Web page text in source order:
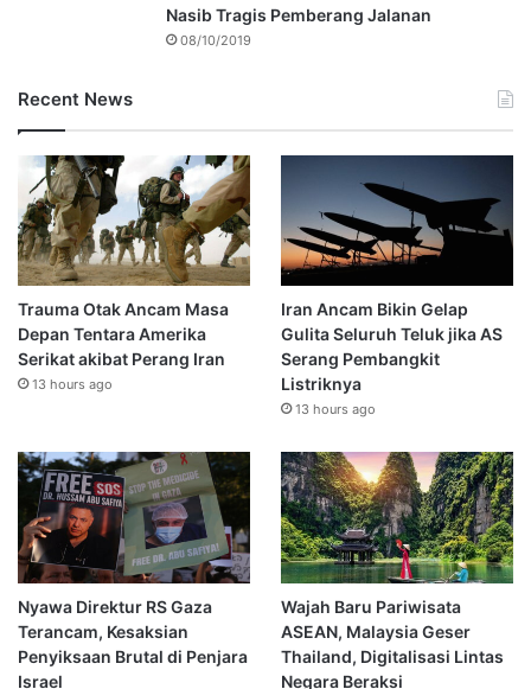
Nasib Tragis Pemberang Jalanan
08/10/2019
Recent News
Trauma Otak Ancam Masa
Depan Tentara Amerika
Serikat akibat Perang Iran
13 hours ago
Iran Ancam Bikin Gelap
Gulita Seluruh Teluk jika AS
Serang Pembangkit
Listriknya
13 hours ago
Nyawa Direktur RS Gaza
Terancam, Kesaksian
Penyiksaan Brutal di Penjara
Israel
Wajah Baru Pariwisata
ASEAN, Malaysia Geser
Thailand, Digitalisasi Lintas
Negara Beraksi